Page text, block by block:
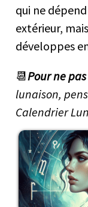
qui ne
extérieur,
développes
📆Pour ne
lunaison,
Calendrier